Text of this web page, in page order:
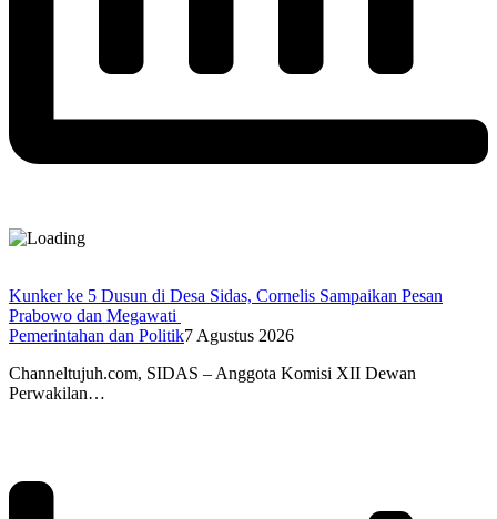
Kunker ke 5 Dusun di Desa Sidas, Cornelis Sampaikan Pesan
Prabowo dan Megawati
Pemerintahan dan Politik7 Agustus 2026
Channeltujuh.com, SIDAS – Anggota Komisi XII Dewan
Perwakilan…